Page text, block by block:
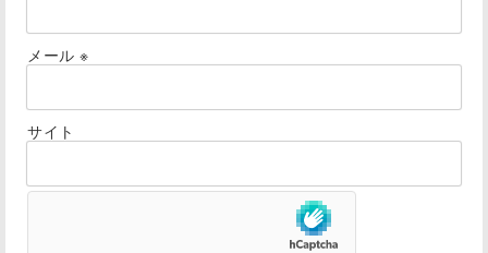
メール ※
サイト